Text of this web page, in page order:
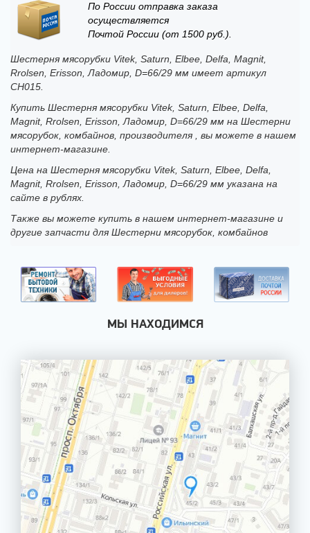
По России отправка заказа
осуществляется
Почтой России (от 1500 руб.).
Шестерня мясорубки Vitek, Saturn, Elbee, Delfa, Magnit,
Rrolsen, Erisson, Ладомир, D=66/29 мм имеет артикул
CH015.
Купить Шестерня мясорубки Vitek, Saturn, Elbee, Delfa,
Magnit, Rrolsen, Erisson, Ладомир, D=66/29 мм на Шестерни
мясорубок, комбайнов, производителя , вы можете в нашем
интернет-магазине.
Цена на Шестерня мясорубки Vitek, Saturn, Elbee, Delfa,
Magnit, Rrolsen, Erisson, Ладомир, D=66/29 мм указана на
сайте в рублях.
Также вы можете купить в нашем интернет-магазине и
другие запчасти для Шестерни мясорубок, комбайнов
МЫ НАХОДИМСЯ